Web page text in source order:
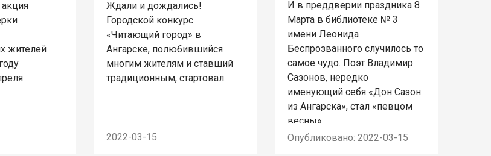
жителей
Ждали и дождались!
Городской конкурс
«Читающий город» в
Ангарске, полюбившийся
многим жителям и ставший
традиционным, стартовал.
2022-03-15
И в преддверии праздника 8
Марта в библиотеке № 3
имени Леонида
Беспрозванного случилось то
самое чудо. Поэт Владимир
Сазонов, нередко
именующий себя «Дон Сазон
из Ангарска», стал «певцом
весны»
Опубликовано: 2022-03-15